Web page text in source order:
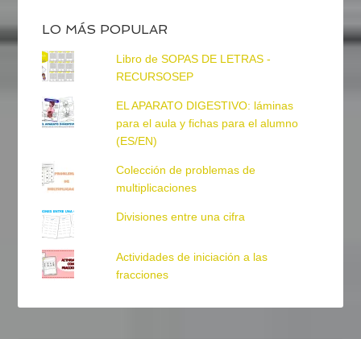
LO MÁS POPULAR
Libro de SOPAS DE LETRAS -
RECURSOSEP
EL APARATO DIGESTIVO: láminas
para el aula y fichas para el alumno
(ES/EN)
Colección de problemas de
multiplicaciones
Divisiones entre una cifra
Actividades de iniciación a las
fracciones